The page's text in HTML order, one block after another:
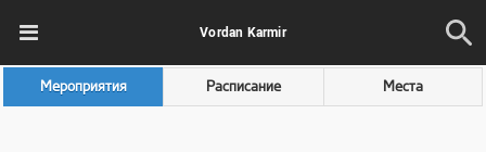
Vordan Karmir
Мероприятия Расписание Места